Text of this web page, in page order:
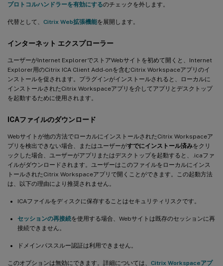
プロトコルハンドラーを有効にするのチェックを外します。
代替として、 Citrix Web拡張機能を展開します。
インターネット エクスプローラー
ユーザーがInternet ExplorerでストアWebサイトを初めて開くと、Internet
Explorer用のCitrix ICA Client Add-onを含むCitrix Workspaceアプリのイ
ンストールを促されます。プラグインがインストールされると、ローカルに
インストールされたCitrix Workspaceアプリを介してアプリとデスクトップ
を起動するために使用されます。
ICAファイルのダウンロード
Webサイトが他の方法でローカルにインストールされたCitrix Workspaceア
プリを検出できない場合、またはユーザーがすでにインストール済みをクリ
ックした場合、ユーザーがアプリまたはデスクトップを起動すると、.icaファ
イルがダウンロードされます。ユーザーはこのファイルをローカルにインス
トールされたCitrix Workspaceアプリで開くことができます。この起動方法
は、以下の理由により推奨されません。
ICAファイルをディスクに保存することはセキュリティリスクです。
セッションの再接続を使用する場合、Webサイトは既存のセッションに再
接続できません。
ドメインパススルー認証は利用できません。
このオプションは無効にできます。詳細については、 Citrix Workspaceアプ